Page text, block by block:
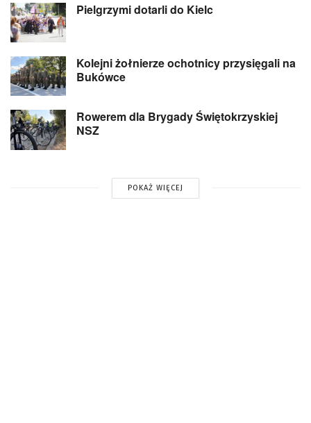
Pielgrzymi dotarli do Kielc
Kolejni żołnierze ochotnicy przysięgali na
Bukówce
Rowerem dla Brygady Świętokrzyskiej
NSZ
POKAŻ WIĘCEJ